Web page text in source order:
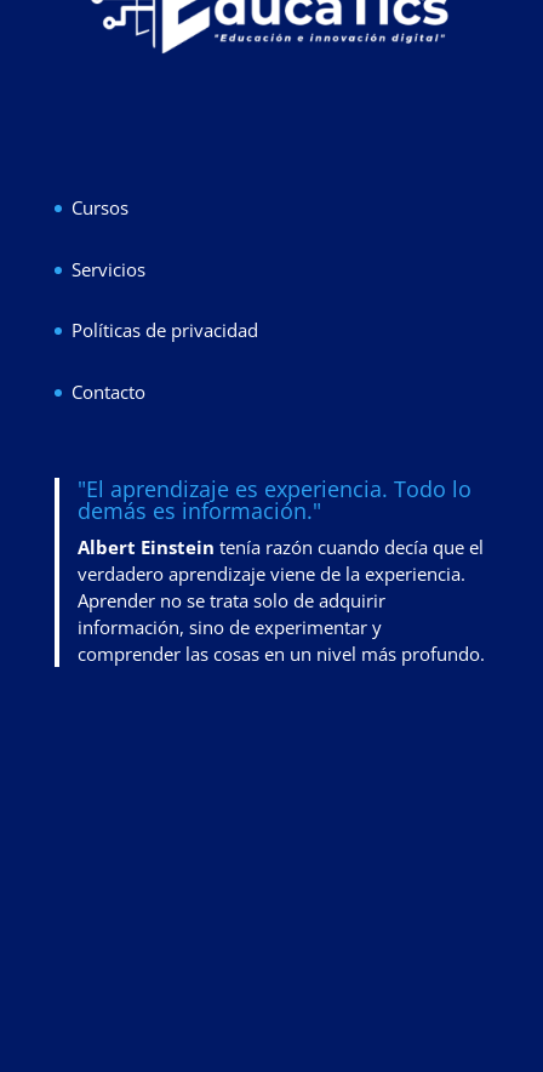
Cursos
Servicios
Políticas de privacidad
Contacto
"El aprendizaje es experiencia. Todo lo
demás es información."
Albert Einstein tenía razón cuando decía que el
verdadero aprendizaje viene de la experiencia.
Aprender no se trata solo de adquirir
información, sino de experimentar y
comprender las cosas en un nivel más profundo.